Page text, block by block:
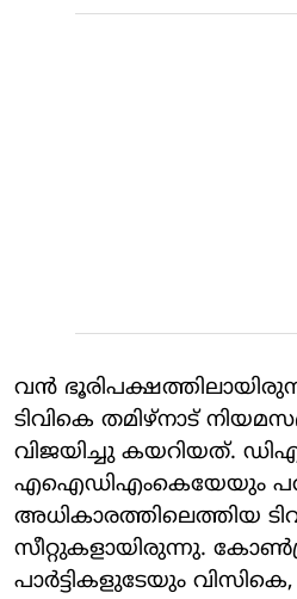
വന്‍
ടിവികെ തമിഴ്‌നാട്
വിജയിച്ചു കയറിയത്.
എഐഡിഎംകെയേയും
അധികാരത്തിലെത്തിയ
സീറ്റുകളായിരുന്നു.
പാര്‍ട്ടികളുടേയും